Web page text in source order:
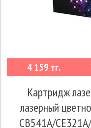
4 159 тг.
Картридж
лазерный
CB541A/